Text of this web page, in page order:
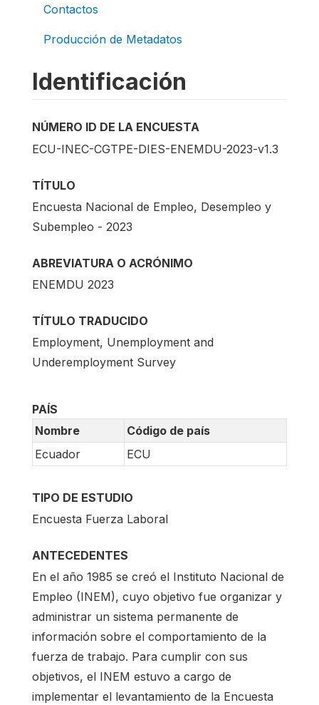
Contactos
Producción de Metadatos
Identificación
NÚMERO ID DE LA ENCUESTA
ECU-INEC-CGTPE-DIES-ENEMDU-2023-v1.3
TÍTULO
Encuesta Nacional de Empleo, Desempleo y
Subempleo - 2023
ABREVIATURA O ACRÓNIMO
ENEMDU 2023
TÍTULO TRADUCIDO
Employment, Unemployment and
Underemployment Survey
PAÍS
Nombre
Código de país
Ecuador
ECU
TIPO DE ESTUDIO
Encuesta Fuerza Laboral
ANTECEDENTES
En el año 1985 se creó el Instituto Nacional de
Empleo (INEM), cuyo objetivo fue organizar y
administrar un sistema permanente de
información sobre el comportamiento de la
fuerza de trabajo. Para cumplir con sus
objetivos, el INEM estuvo a cargo de
implementar el levantamiento de la Encuesta